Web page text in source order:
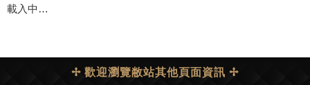
載入中…
✢ 歡迎瀏覽敝站其他頁面資訊 ✢